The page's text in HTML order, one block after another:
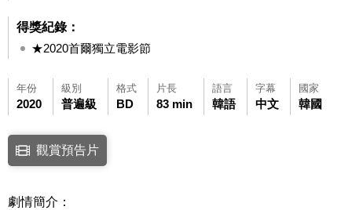
得獎紀錄：
★2020首爾獨立電影節
年份
2020
級別
普遍級
格式
BD
片長
83 min
語言
韓語
字幕
中文
國家
韓國
點擊下列連結開啟視窗後，可使用鍵盤Tab鍵移至影片中央播放鍵，再
連結至Youtube網站觀看此影片(開新視窗)
觀賞預告片
劇情簡介：